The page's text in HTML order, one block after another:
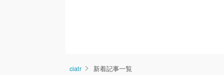
ciatr 新着記事一覧